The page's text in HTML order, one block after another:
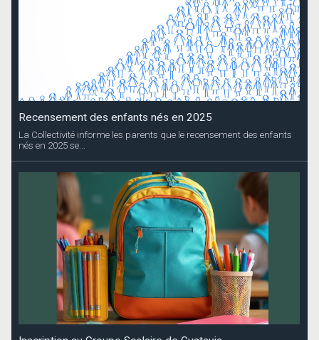
Recensement des enfants nés en 2025
La Collectivité informe les parents que le recensement des enfants
nés en 2025 se...